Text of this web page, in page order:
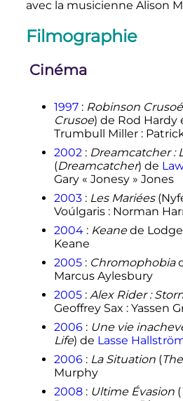
avec la musicienne Alison
Filmographie
Cinéma
1997 : Robinson Crusoé
Crusoe) de Rod Hardy
Trumbull Miller :
2002 : Dreamcatcher :
(Dreamcatcher) de
Gary « Jonesy » Jones
2003 : Les Mariées
Voúlgaris : Norman
2004 : Keanede
Keane
2005 : Chromophobia
Marcus Aylesbury
2005 : Alex Rider :
Geoffrey Sax : Yassen
2006 : Une vie
Life) de Lasse
2006 : La Situation(
Murphy
2008 : Ultime Évasion(